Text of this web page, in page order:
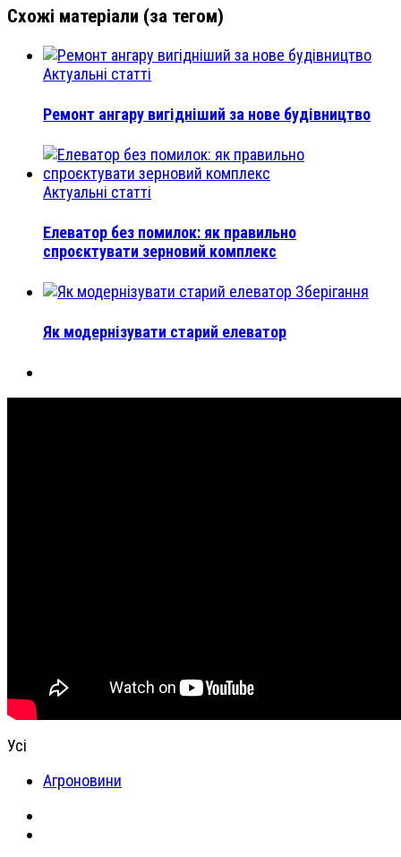
Схожі матеріали (за тегом)
Актуальні статті
Ремонт ангару вигідніший за нове будівництво
Актуальні статті
Елеватор без помилок: як правильно
спроєктувати зерновий комплекс
Зберігання
Як модернізувати старий елеватор
Усі
Агроновини